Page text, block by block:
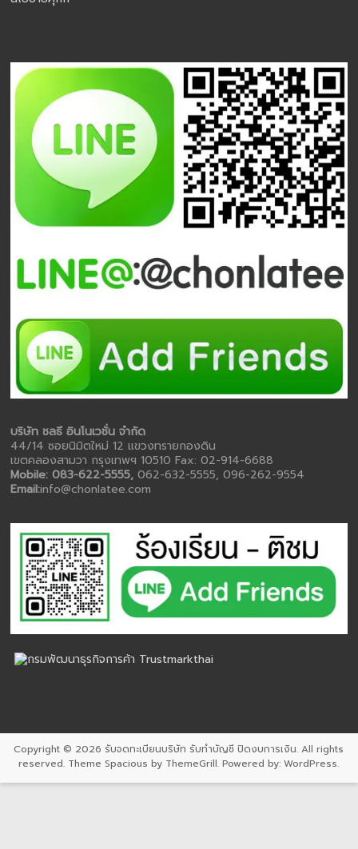
บริษัท ชลธี อินโนเวชั่น จำกัด
44/14 ซอยนิมิตใหม่ 12 แขวงทรายกองดิน
เขตคลองสามวา กรุงเทพฯ 10510 Fax: 02-914-6688
Mobile: 083-622-5555,062-632-5555, 096-262-9554
Email:info@chonlatee.com
Copyright © 2026 รับจดทะเบียนบริษัท รับทำบัญชี ปิดงบการเงิน. All rights
reserved. ThemeSpacious by ThemeGrill. Powered by:WordPress.